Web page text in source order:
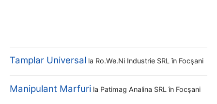
Tamplar Universal la Ro.we.ni Industrie SRL în Focşani
Manipulant Marfuri la Patimag Analina SRL în Focşani